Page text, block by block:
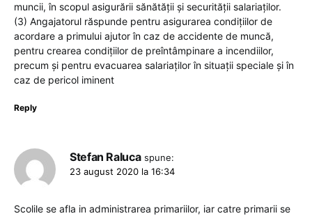
muncii, în scopul asigurării sănătăţii şi securităţii salariaţilor.
(3) Angajatorul răspunde pentru asigurarea condiţiilor de
acordare a primului ajutor în caz de accidente de muncă,
pentru crearea condiţiilor de preîntâmpinare a incendiilor,
precum şi pentru evacuarea salariaţilor în situaţii speciale şi în
caz de pericol iminent
Reply
Stefan Raluca spune:
23 august 2020 la 16:34
Scolile se afla in administrarea primariilor, iar catre primarii se